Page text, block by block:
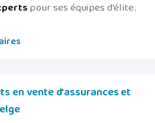
pour ses équipes d'élite.
en vente d'assurances et